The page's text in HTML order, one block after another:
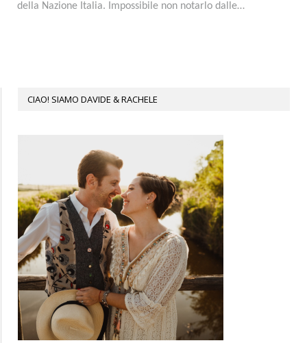
della Nazione Italia. Impossibile non notarlo dalle…
CIAO! SIAMO DAVIDE & RACHELE